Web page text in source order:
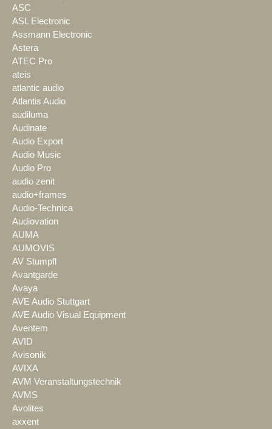
ASC
ASL Electronic
Assmann Electronic
Astera
ATEC Pro
ateis
atlantic audio
Atlantis Audio
audiluma
Audinate
Audio Export
Audio Music
Audio Pro
audio zenit
audio+frames
Audio-Technica
Audiovation
AUMA
AUMOVIS
AV Stumpfl
Avantgarde
Avaya
AVE Audio Stuttgart
AVE Audio Visual Equipment
Aventem
AVID
Avisonik
AVIXA
AVM Veranstaltungstechnik
AVMS
Avolites
axxent